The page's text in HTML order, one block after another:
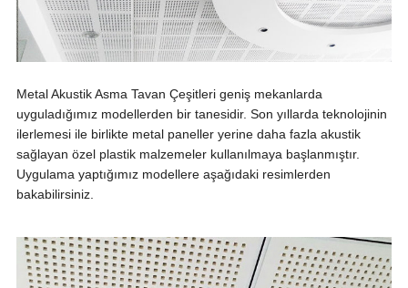
Metal Akustik Asma Tavan Çeşitleri geniş mekanlarda
uyguladığımız modellerden bir tanesidir. Son yıllarda teknolojinin
ilerlemesi ile birlikte metal paneller yerine daha fazla akustik
sağlayan özel plastik malzemeler kullanılmaya başlanmıştır.
Uygulama yaptığımız modellere aşağıdaki resimlerden
bakabilirsiniz.